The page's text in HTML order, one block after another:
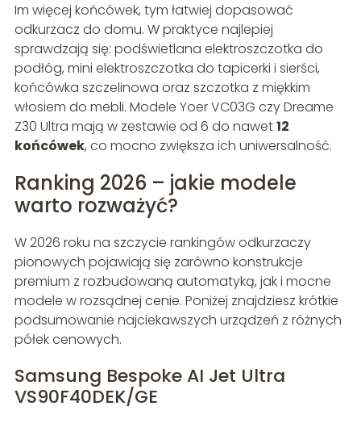
Im więcej końcówek, tym łatwiej dopasować
odkurzacz do domu. W praktyce najlepiej
sprawdzają się: podświetlana elektroszczotka do
podłóg, mini elektroszczotka do tapicerki i sierści,
końcówka szczelinowa oraz szczotka z miękkim
włosiem do mebli. Modele Yoer VC03G czy Dreame
Z30 Ultra mają w zestawie od 6 do nawet12
końcówek, co mocno zwiększa ich uniwersalność.
Ranking 2026 – jakie modele
warto rozważyć?
W 2026 roku na szczycie rankingów odkurzaczy
pionowych pojawiają się zarówno konstrukcje
premium z rozbudowaną automatyką, jak i mocne
modele w rozsądnej cenie. Poniżej znajdziesz krótkie
podsumowanie najciekawszych urządzeń z różnych
półek cenowych.
Samsung Bespoke AI Jet Ultra
VS90F40DEK/GE